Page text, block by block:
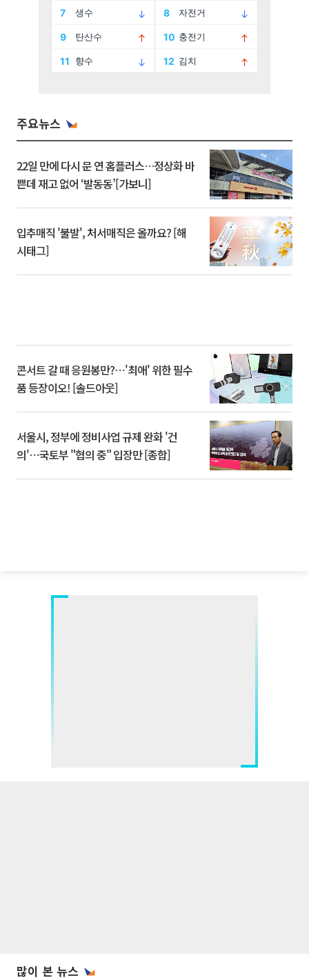
주요뉴스
22일 만에 다시 문 연 홈플러스…정상화 바
쁜데 재고 없어 ‘발동동’[가보니]
입추매직 '불발', 처서매직은 올까요? [해
시태그]
콘서트 갈 때 응원봉만?⋯'최애' 위한 필수
품 등장이오! [솔드아웃]
서울시, 정부에 정비사업 규제 완화 '건
의'⋯국토부 "협의 중" 입장만 [종합]
많이 본 뉴스